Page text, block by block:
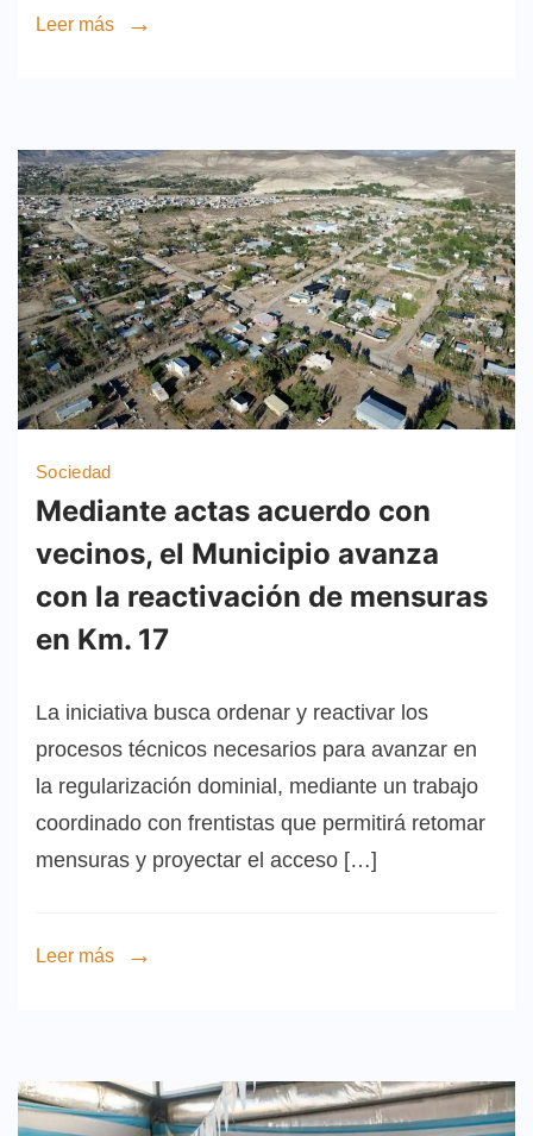
Leer más
Sociedad
Mediante actas acuerdo con
vecinos, el Municipio avanza
con la reactivación de mensuras
en Km. 17
La iniciativa busca ordenar y reactivar los
procesos técnicos necesarios para avanzar en
la regularización dominial, mediante un trabajo
coordinado con frentistas que permitirá retomar
mensuras y proyectar el acceso […]
Leer más